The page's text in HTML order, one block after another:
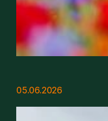
05.06.2026